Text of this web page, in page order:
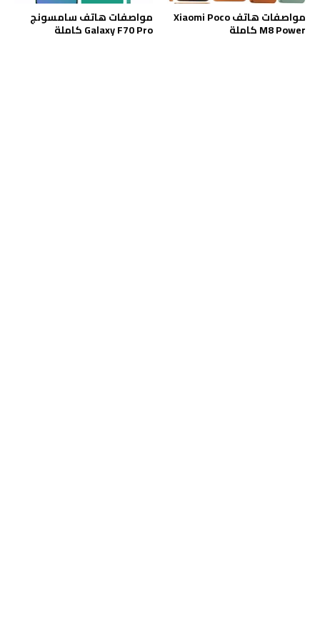
مواصفات هاتف Xiaomi Poco
M8 Power كاملة
مواصفات هاتف سامسونج
Galaxy F70 Pro كاملة